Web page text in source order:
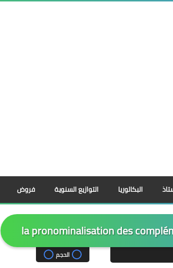
البكالوريا التوازيع السنوية فروض
la pronominalisation des
الحجم